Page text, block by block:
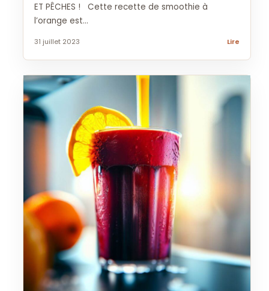
ET PÊCHES ! Cette recette de smoothie à
l’orange est...
31 juillet 2023 Lire